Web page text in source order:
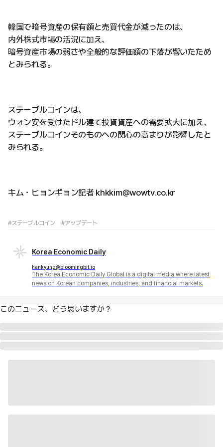
韓国で暗号資産の保有額と売買代金が減ったのは、
内外株式市場の活況に加え、
暗号資産市場の弱さや全般的な評価額の下落が響いたため
とみられる。
ステーブルコインは、
ウォン安を受けたドル建て投資資産への需要拡大に加え、
ステーブルコインそのものへの関心の高まりが影響したと
みられる。
キム・ヒョンギョン記者 khkkim@wowtv.co.kr
#ステーブルコイン #アップデート
Korea Economic Daily
hankyung@bloomingbit.io
The Korea Economic Daily Global is a digital media where latest
news on Korean companies, industries, and financial markets.
このニュース、どう思いますか？